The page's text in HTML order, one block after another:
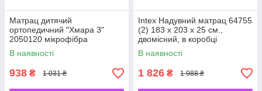
Матрац дитячий
ортопедичний "Хмара 3"
2050120 мікрофібра
60×120×7см, колір білий
"Homefort"
В наявності
938 ₴ 1 031 ₴
Intex Надувний матрац 64755
(2) 183 x 203 x 25 см.,
двомісний, в коробці
В наявності
1 826 ₴ 1 988 ₴